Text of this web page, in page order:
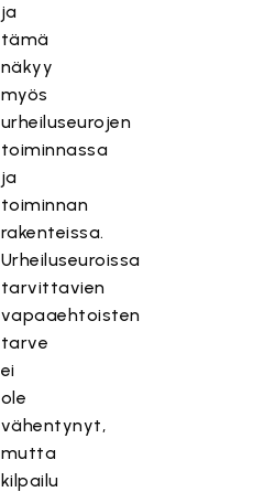
ja
tämä
näkyy
myös
urheiluseurojen
toiminnassa
ja
toiminnan
rakenteissa.
Urheiluseuroissa
tarvittavien
vapaaehtoisten
tarve
ei
ole
vähentynyt,
mutta
kilpailu